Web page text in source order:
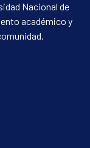
Nacional de
académico y